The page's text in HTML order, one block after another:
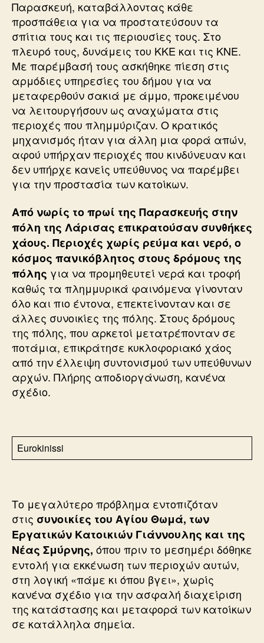
Παρασκευή, καταβάλλοντας κάθε
προσπάθεια για να προστατεύσουν τα
σπίτια τους και τις περιουσίες τους. Στο
πλευρό τους, δυνάμεις του ΚΚΕ και τις ΚΝΕ.
Με παρέμβασή τους ασκήθηκε πίεση στις
αρμόδιες υπηρεσίες του δήμου για να
μεταφερθούν σακιά με άμμο, προκειμένου
να λειτουργήσουν ως αναχώματα στις
περιοχές που πλημμύριζαν. Ο κρατικός
μηχανισμός ήταν για άλλη μια φορά απών,
αφού υπήρχαν περιοχές που κινδύνευαν και
δεν υπήρχε κανείς υπεύθυνος να παρέμβει
για την προστασία των κατοίκων.
Από νωρίς το πρωί της Παρασκευής στην
πόλη της Λάρισας επικρατούσαν συνθήκες
χάους. Περιοχές χωρίς ρεύμα και νερό, ο
κόσμος πανικόβλητος στους δρόμους της
πόλης για να προμηθευτεί νερά και τροφή
καθώς τα πλημμυρικά φαινόμενα γίνονταν
όλο και πιο έντονα, επεκτείνονταν και σε
άλλες συνοικίες της πόλης. Στους δρόμους
της πόλης, που αρκετοί μετατρέπονταν σε
ποτάμια, επικράτησε κυκλοφοριακό χάος
από την έλλειψη συντονισμού των υπεύθυνων
αρχών. Πλήρης αποδιοργάνωση, κανένα
σχέδιο.
Eurokinissi
Το μεγαλύτερο πρόβλημα εντοπιζόταν
στις συνοικίες του Αγίου Θωμά, των
Εργατικών Κατοικιών Γιάννουλης και της
Νέας Σμύρνης, όπου πριν το μεσημέρι δόθηκε
εντολή για εκκένωση των περιοχών αυτών,
στη λογική «πάμε κι όπου βγει», χωρίς
κανένα σχέδιο για την ασφαλή διαχείριση
της κατάστασης και μεταφορά των κατοίκων
σε κατάλληλα σημεία.